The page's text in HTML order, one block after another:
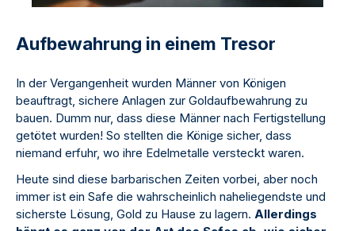
Aufbewahrung in einem Tresor
In der Vergangenheit wurden Männer von Königen
beauftragt, sichere Anlagen zur Goldaufbewahrung zu
bauen. Dumm nur, dass diese Männer nach Fertigstellung
getötet wurden! So stellten die Könige sicher, dass
niemand erfuhr, wo ihre Edelmetalle versteckt waren.
Heute sind diese barbarischen Zeiten vorbei, aber noch
immer ist ein Safe die wahrscheinlich naheliegendste und
sicherste Lösung, Gold zu Hause zu lagern. Allerdings